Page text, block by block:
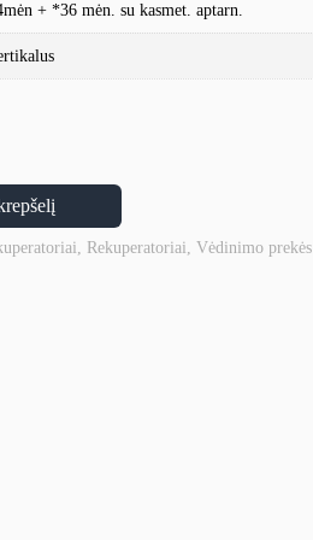
+ *36 mėn. su kasmet. aptarn.
Rekuperatoriai Vėdinimo prekės